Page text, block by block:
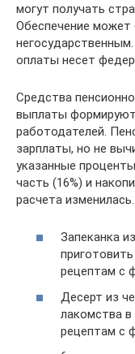
могут получать
Обеспечение может
оплаты несет
Средства
выплаты
работодателей.
зарплаты, но не
указанные
часть (16%) и
расчета изменилась.
Запеканка
рецептам с
Десерт из
лакомства
рецептам с